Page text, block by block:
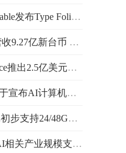
Folio键盘：用户可轻松地使用它来撰
新台币 环比减少31.19%
美元基金 瞄准生成式人工智能初创企业
算机视觉模型以公共预览版的形式向开发者
内存 但仍需要主板厂商适配新BIOS
支出在2023年将达到1540亿美元 同比